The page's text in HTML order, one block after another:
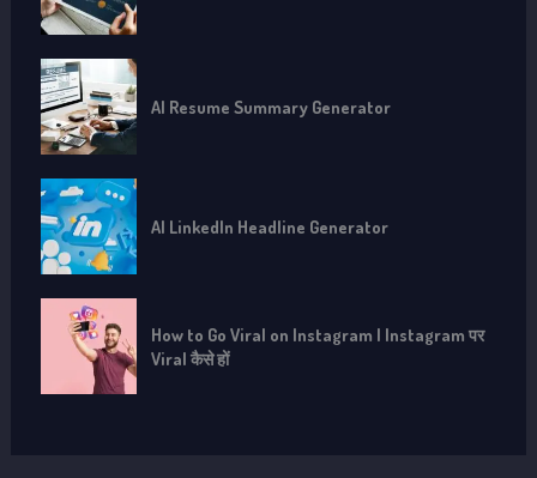
AI Resume Summary Generator
AI LinkedIn Headline Generator
How to Go Viral on Instagram | Instagram पर
Viral कैसे हों